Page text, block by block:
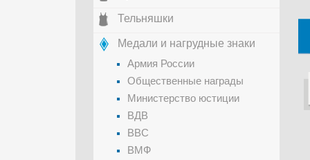
Тельняшки
Медали и нагрудные знаки
Армия России
Общественные награды
Министерство юстиции
ВДВ
ВВС
ВМФ